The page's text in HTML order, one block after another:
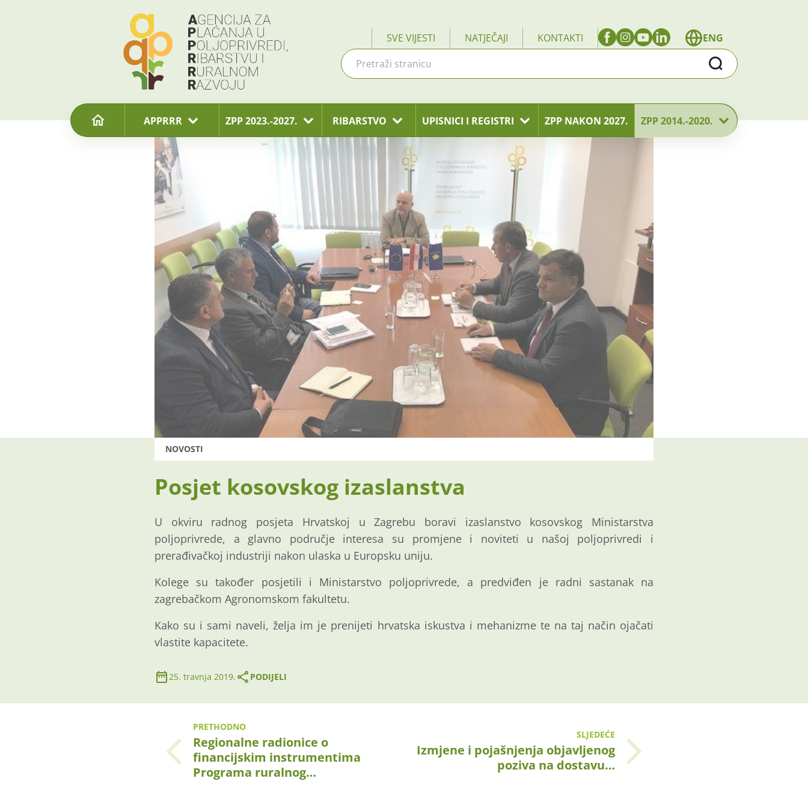
SVE VIJESTI NATJEČAJI KONTAKTI
ENG
Traži
APPRRR ZPP 2023.-2027. RIBARSTVO UPISNICI I REGISTRI ZPP NAKON 2027. ZPP 2014.-2020.
NOVOSTI
Posjet kosovskog izaslanstva
U okviru radnog posjeta Hrvatskoj u Zagrebu boravi izaslanstvo kosovskog Ministarstva
poljoprivrede, a glavno područje interesa su promjene i noviteti u našoj poljoprivredi i
prerađivačkoj industriji nakon ulaska u Europsku uniju.
Kolege su također posjetili i Ministarstvo poljoprivrede, a predviđen je radni sastanak na
zagrebačkom Agronomskom fakultetu.
Kako su i sami naveli, želja im je prenijeti hrvatska iskustva i mehanizme te na taj način ojačati
vlastite kapacitete.
25. travnja 2019. PODIJELI
PRETHODNO
Regionalne radionice o
financijskim instrumentima
Programa ruralnog…
SLJEDEĆE
Izmjene i pojašnjenja objavljenog
poziva na dostavu…